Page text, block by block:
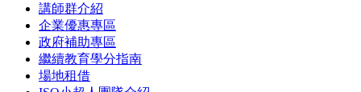
講師群介紹
企業優惠專區
政府補助專區
繼續教育學分指南
場地租借